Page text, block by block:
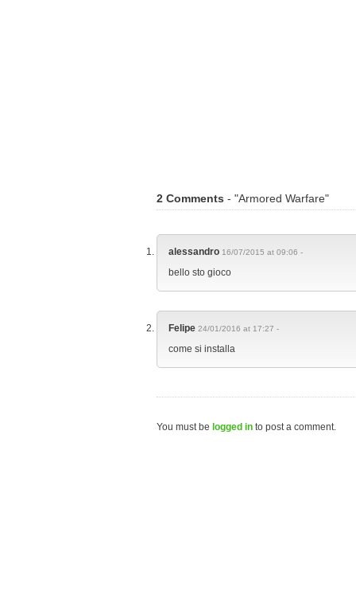
2 Comments - "Armored Warfare"
alessandro 16/07/2015 at 09:06 -
bello sto gioco
Felipe 24/01/2016 at 17:27 -
come si installa
You must be logged in to post a comment.